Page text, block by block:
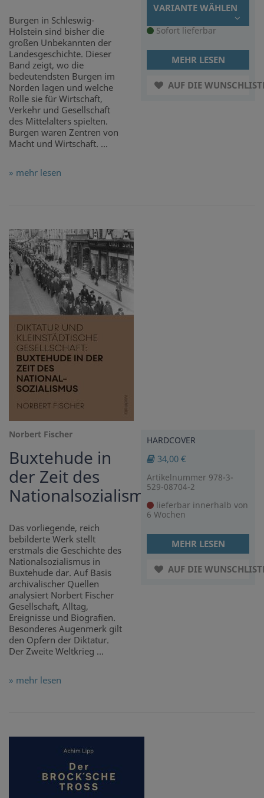
Burgen in Schleswig-
Holstein sind bisher die
großen Unbekannten der
Landesgeschichte. Dieser
Band zeigt, wo die
bedeutendsten Burgen im
Norden lagen und welche
Rolle sie für Wirtschaft,
Verkehr und Gesellschaft
des Mittelalters spielten.
Burgen waren Zentren von
Macht und Wirtschaft. ...
» mehr lesen
VARIANTE WÄHLEN
Sofort lieferbar
MEHR LESEN
AUF DIE
Norbert Fischer
Buxtehude in
der Zeit des
Nationalsozialismus
Das vorliegende, reich
bebilderte Werk stellt
erstmals die Geschichte des
Nationalsozialismus in
Buxtehude dar. Auf Basis
archivalischer Quellen
analysiert Norbert Fischer
Gesellschaft, Alltag,
Ereignisse und Biografien.
Besonderes Augenmerk gilt
den Opfern der Diktatur.
Der Zweite Weltkrieg ...
» mehr lesen
HARDCOVER
34,00 €
Artikelnummer 978-3-
529-08704-2
lieferbar innerhalb von
6 Wochen
MEHR LESEN
AUF DIE